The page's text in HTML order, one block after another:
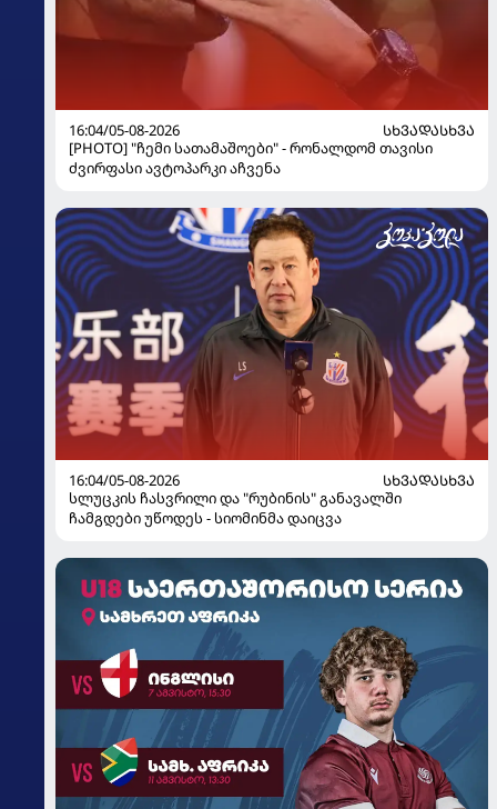
16:04/05-08-2026
ᲡᲮᲕᲐᲓᲐᲡᲮᲕᲐ
[PHOTO] "ჩემი სათამაშოები" - რონალდომ თავისი
ძვირფასი ავტოპარკი აჩვენა
16:04/05-08-2026
ᲡᲮᲕᲐᲓᲐᲡᲮᲕᲐ
სლუცკის ჩასვრილი და "რუბინის" განავალში
ჩამგდები უწოდეს - სიომინმა დაიცვა